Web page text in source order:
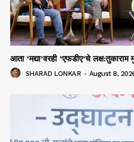
आता ‘मद्या’वरही ‘एफडीए’चे लक्ष:तुकाराम
SHARAD LONKAR - August 8,